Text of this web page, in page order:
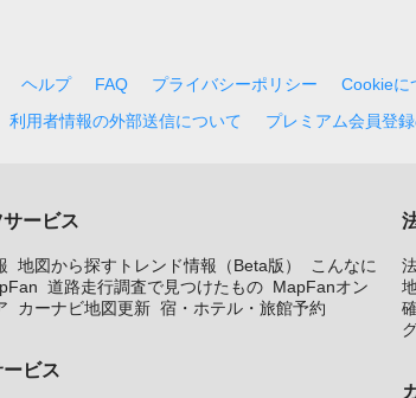
ヘルプ FAQ プライバシーポリシー
Cookieに
利用者情報の外部送信について プレミアム会員登
ービス
地図から探すトレンド情報（Beta版）
こんなに
道路走行調査で見つけたもの MapFanオン
カーナビ地図更新 宿・ホテル・旅館予約
ビス